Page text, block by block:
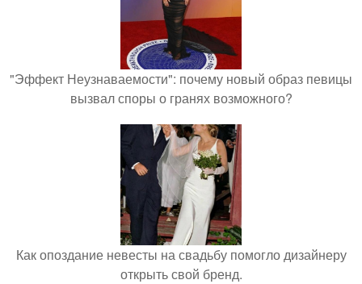
"Эффект Неузнаваемости": почему новый образ певицы
вызвал споры о гранях возможного?
Как опоздание невесты на свадьбу помогло дизайнеру
открыть свой бренд.